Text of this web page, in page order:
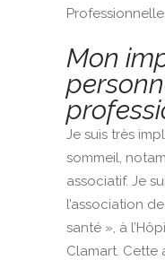
Mon
Je suis très
sommeil,
associatif. Je
l’association
santé », à
Clamart. Cette